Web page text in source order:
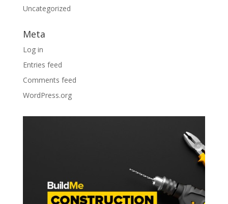
Uncategorized
Meta
Log in
Entries feed
Comments feed
WordPress.org